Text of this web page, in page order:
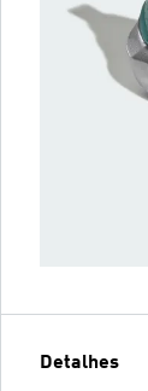
Detalhes